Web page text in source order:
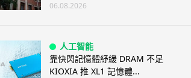
06.08.2026
人工智能
靠快閃記憶體紓緩 DRAM 不足
KIOXIA 推 XL1 記憶體...